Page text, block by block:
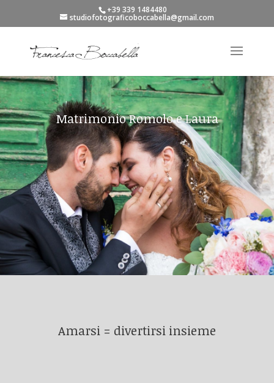
+39 339 1484480
studiofotograficoboccabella@gmail.com
Matrimonio Romolo e Laura
Amarsi = divertirsi insieme